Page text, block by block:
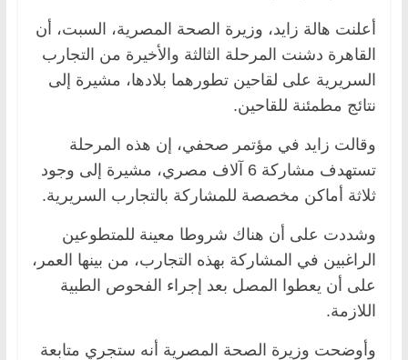
أعلنت هالة زايد، وزيرة الصحة المصرية، السبت، أن
القاهرة دشنت المرحلة الثالثة والأخيرة من التجارب
السريرية على لقاحين تطورهما بلادها، مشيرة إلى
نتائج مطمئنة للقاحين.
وقالت زايد في مؤتمر صحفي، إن هذه المرحلة
تستهدف مشاركة 6 آلاف مصري، مشيرة إلى وجود
ثلاثة أماكن مخصصة للمشاركة بالتجارب السريرية.
وشددت على أن هناك شروطا معينة للمتطوعين
الراغبين في المشاركة بهذه التجارب، من بينها العمر،
على أن يعطوا المصل بعد إجراء الفحوص الطبية
اللازمة.
وأوضحت وزيرة الصحة المصرية أنه ستجري متابعة